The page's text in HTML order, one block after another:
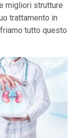
migliori strutture
trattamento in
tutto questo